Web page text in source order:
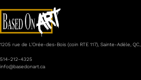
1205 rue de L’Orée-des-Bois (coin RTE 117), Sainte-Adèle,
514-212-4325
info@basedonart.ca